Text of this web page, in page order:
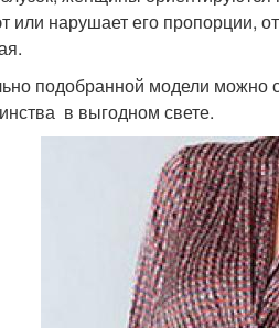
или нарушает его пропорции,
подобранной модели можно
в выгодном свете.